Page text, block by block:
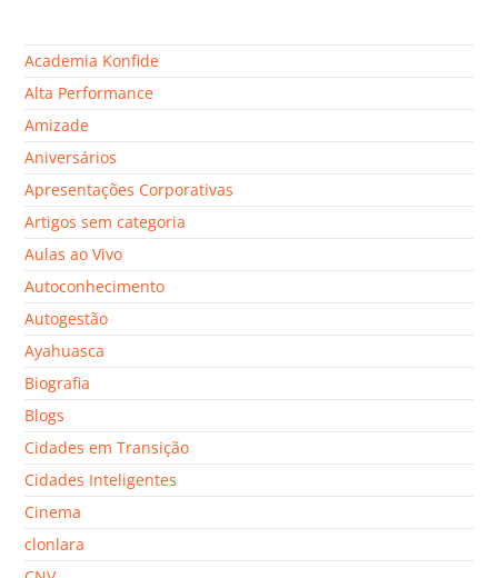
Academia Konfide
Alta Performance
Amizade
Aniversários
Apresentações Corporativas
Artigos sem categoria
Aulas ao Vivo
Autoconhecimento
Autogestão
Ayahuasca
Biografia
Blogs
Cidades em Transição
Cidades Inteligentes
Cinema
clonlara